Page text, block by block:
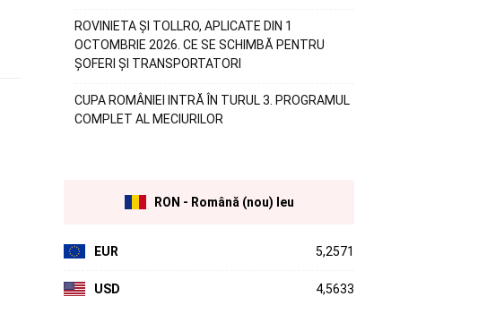
ROVINIETA ȘI TOLLRO, APLICATE DIN 1
OCTOMBRIE 2026. CE SE SCHIMBĂ PENTRU
ȘOFERI ȘI TRANSPORTATORI
CUPA ROMÂNIEI INTRĂ ÎN TURUL 3. PROGRAMUL
COMPLET AL MECIURILOR
RON - Română (nou) leu
EUR 5,2571
USD 4,5633